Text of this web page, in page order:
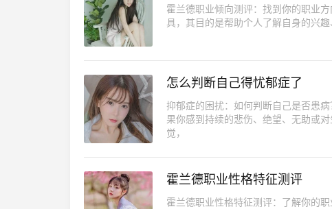
霍兰德职业倾向测评：找到你的职业
具，其目的是帮助个人了解自身的兴
怎么判断自己得忧郁症了
抑郁症的困扰：如何判断自己是否患
果你感到持续的悲伤、绝望、无助或
觉，
霍兰德职业性格特征测评
霍兰德职业性格特征测评：了解你的